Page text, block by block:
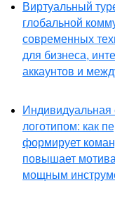
Виртуальный
глобальной
современных
для бизнеса,
аккаунтов и
Индивидуальная
логотипом: как
формирует
повышает
мощным